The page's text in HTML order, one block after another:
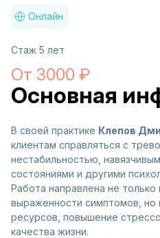
Онлайн
Стаж 5 лет
От 3000 ₽
Основная
В своей практике Клепов
клиентам справляться с
нестабильностью,
состояниями и другими
Работа направлена не
выраженности симптомов, но
ресурсов, повышение
качества жизни.